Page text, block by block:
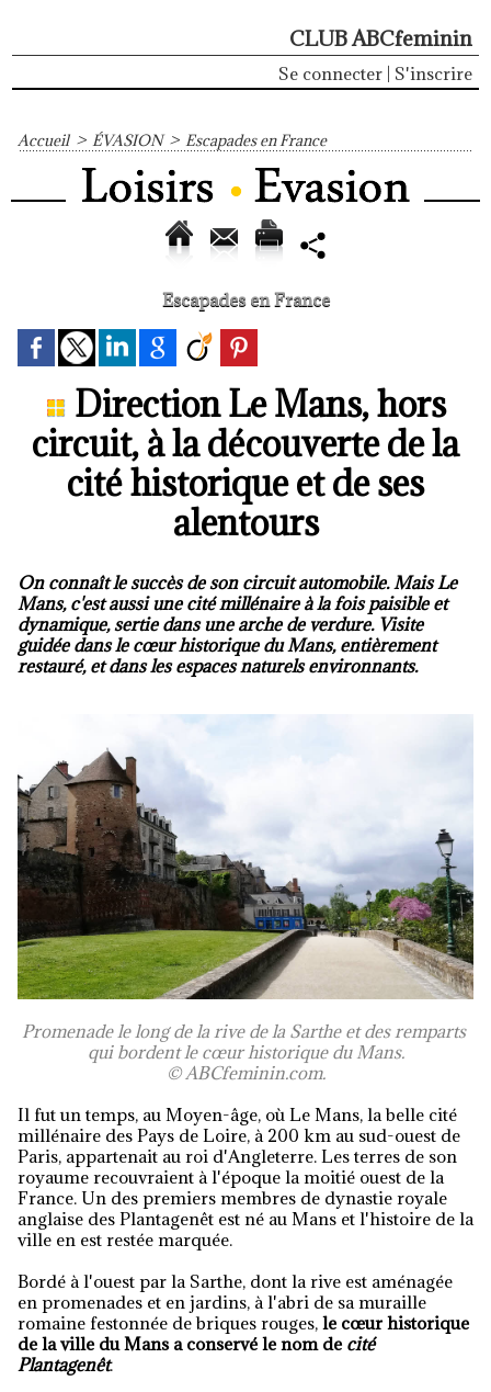
CLUB ABCfeminin
Se connecter S'inscrire
Accueil > ÉVASION > Escapades en France
Escapades en France
Direction Le Mans, hors
circuit, à la découverte de la
cité historique et de ses
alentours
On connaît le succès de son circuit automobile. Mais Le
Mans, c'est aussi une cité millénaire à la fois paisible et
dynamique, sertie dans une arche de verdure. Visite
guidée dans le cœur historique du Mans, entièrement
restauré, et dans les espaces naturels environnants.
Promenade le long de la rive de la Sarthe et des remparts
qui bordent le cœur historique du Mans.
© ABCfeminin.com.
Il fut un temps, au Moyen-âge, où Le Mans, la belle cité
millénaire des Pays de Loire, à 200 km au sud-ouest de
Paris, appartenait au roi d'Angleterre. Les terres de son
royaume recouvraient à l'époque la moitié ouest de la
France. Un des premiers membres de dynastie royale
anglaise des Plantagenêt est né au Mans et l'histoire de la
ville en est restée marquée.
Bordé à l'ouest par la Sarthe, dont la rive est aménagée
en promenades et en jardins, à l'abri de sa muraille
romaine festonnée de briques rouges, le cœur historique
de la ville du Mans a conservé le nom de cité
Plantagenêt.